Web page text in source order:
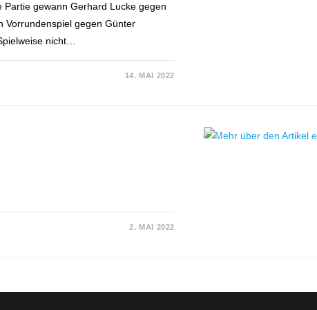
gewann Gerhard Lucke gegen
Vorrundenspiel gegen Günter
nicht…
14. MAI 2022
2. MAI 2022